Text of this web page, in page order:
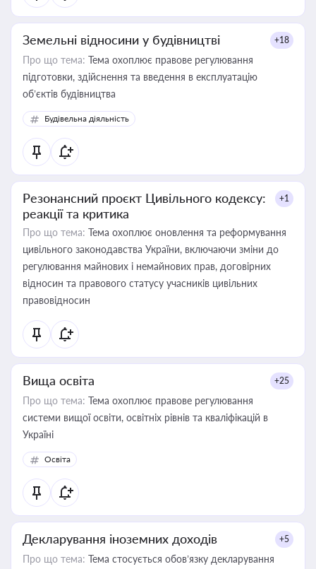
Земельні відносини у будівництві +18
Про що тема: Тема охоплює правове регулювання
підготовки, здійснення та введення в експлуатацію
об’єктів будівництва
Будівельна діяльність
Резонансний проєкт Цивільного кодексу:
реакції та критика
+1
Про що тема: Тема охоплює оновлення та реформування
цивільного законодавства України, включаючи зміни до
регулювання майнових і немайнових прав, договірних
відносин та правового статусу учасників цивільних
правовідносин
Вища освіта +25
Про що тема: Тема охоплює правове регулювання
системи вищої освіти, освітніх рівнів та кваліфікацій в
Україні
Освіта
Декларування іноземних доходів +5
Про що тема: Тема стосується обов’язку декларування